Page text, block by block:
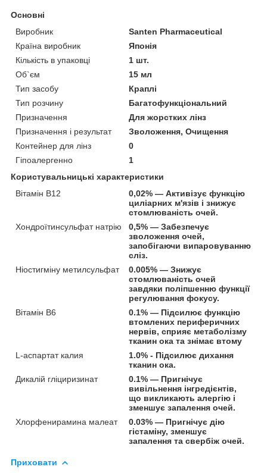
Основні
Виробник
Santen Pharmaceutical
Країна виробник
Японія
Кількість в упаковці
1 шт.
Об`єм
15 мл
Тип засобу
Краплі
Тип розчину
Багатофункціональний
Призначення
Для жорстких лінз
Призначення і результат
Зволоження, Очищення
Контейнер для лінз
0
Гіпоалергенно
1
Користувальницькі характеристики
Вітамін B12
0,02% — Активізує функцію
циліарних м'язів і знижує
стомлюваність очей.
Хондроїтинсульфат натрію
0,5% — Забезпечує
зволоження очей,
запобігаючи випаровуванню
сліз.
Ніостигміну метилсульфат
0.005% — Знижує
стомлюваність очей
завдяки поліпшенню функції
регулювання фокусу.
Вітамін B6
0.1% — Підсилює функцію
втомлених периферичних
нервів, сприяє метаболізму
тканин ока та знімає втому
L-аспартат калия
1.0% - Підсилює дихання
тканин ока.
Дикалій гліциризинат
0.1% — Пригнічує
вивільнення інгредієнтів,
що викликають алергію і
зменшує запалення очей.
Хлорфенирамина малеат
0.03% — Пригнічує дію
гістаміну, зменшує
запалення та свербіж очей.
Приховати